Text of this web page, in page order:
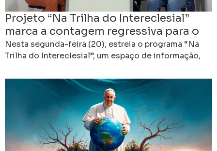
Projeto “Na Trilha do Intereclesial”
marca a contagem regressiva para o
16º Intereclesial das CEBs
Nesta segunda-feira (20), estreia o programa “Na
Trilha do Intereclesial”, um espaço de informação,
preparativos do 16º